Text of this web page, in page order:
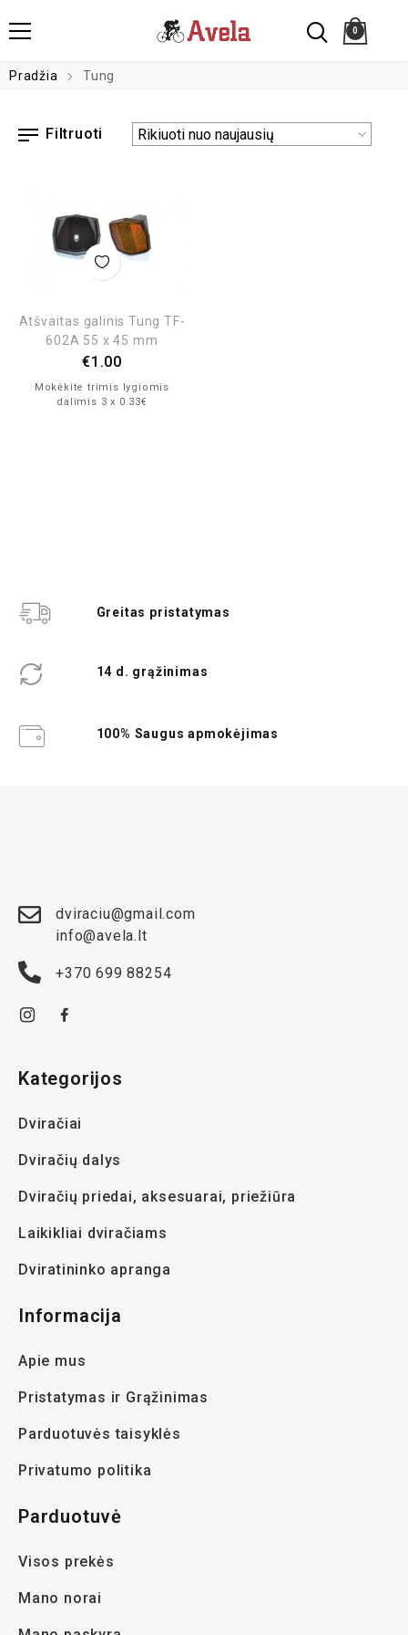
0
Pradžia Tung
Filtruoti
Atšvaitas galinis Tung TF-
602A 55 x 45 mm
€1.00
Mokėkite trimis lygiomis
dalimis 3 x 0.33€
Greitas pristatymas
14 d. grąžinimas
100% Saugus apmokėjimas
dviraciu@gmail.com
info@avela.lt
+370 699 88254
Kategorijos
Dviračiai
Dviračių dalys
Dviračių priedai, aksesuarai, priežiūra
Laikikliai dviračiams
Dviratininko apranga
Informacija
Apie mus
Pristatymas ir Grąžinimas
Parduotuvės taisyklės
Privatumo politika
Parduotuvė
Visos prekės
Mano norai